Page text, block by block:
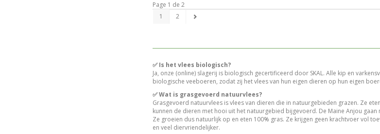
Page 1 de 2
1
2
✅ Is het vlees biologisch?
Ja, onze (online) slagerij is biologisch gecertificeerd door SKAL. Alle kip en
biologische veeboeren, zodat zij het vlees van hun eigen dieren op hun eigen
✅ Wat is grasgevoerd natuurvlees?
Grasgevoerd natuurvlees is vlees van dieren die in natuurgebieden grazen. Ze
kunnen de dieren met hooi uit het natuurgebied bijgevoerd. De Maine Anjou
Ze groeien dus natuurlijk op en eten 100% gras. Ze krijgen geen krachtvoer vol
en veel diervriendelijker.